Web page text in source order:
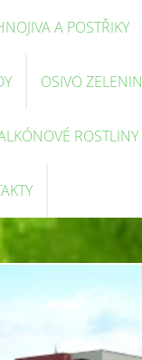
A POSTŘIKY
OSIVO ZELENIN
ROSTLINY